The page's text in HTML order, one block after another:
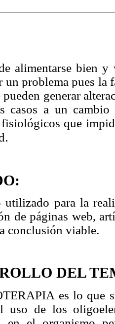
alimentarse bien
un problema pues la
pueden generar
casos a un
que
.
utilizado para la
de páginas web,
conclusión viable.
DEL
es lo que
uso de los